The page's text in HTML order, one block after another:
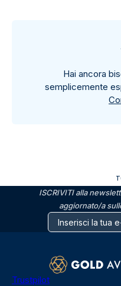
Hai ancora
semplicemente
ISCRIVITI alla
aggiornato/a
Trustpilot